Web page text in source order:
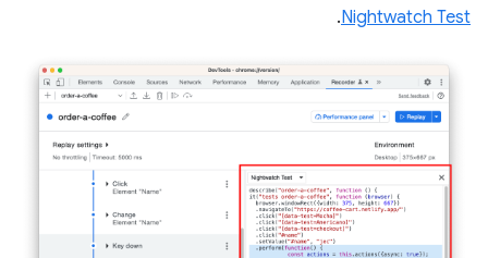
Nightwatch Test
.